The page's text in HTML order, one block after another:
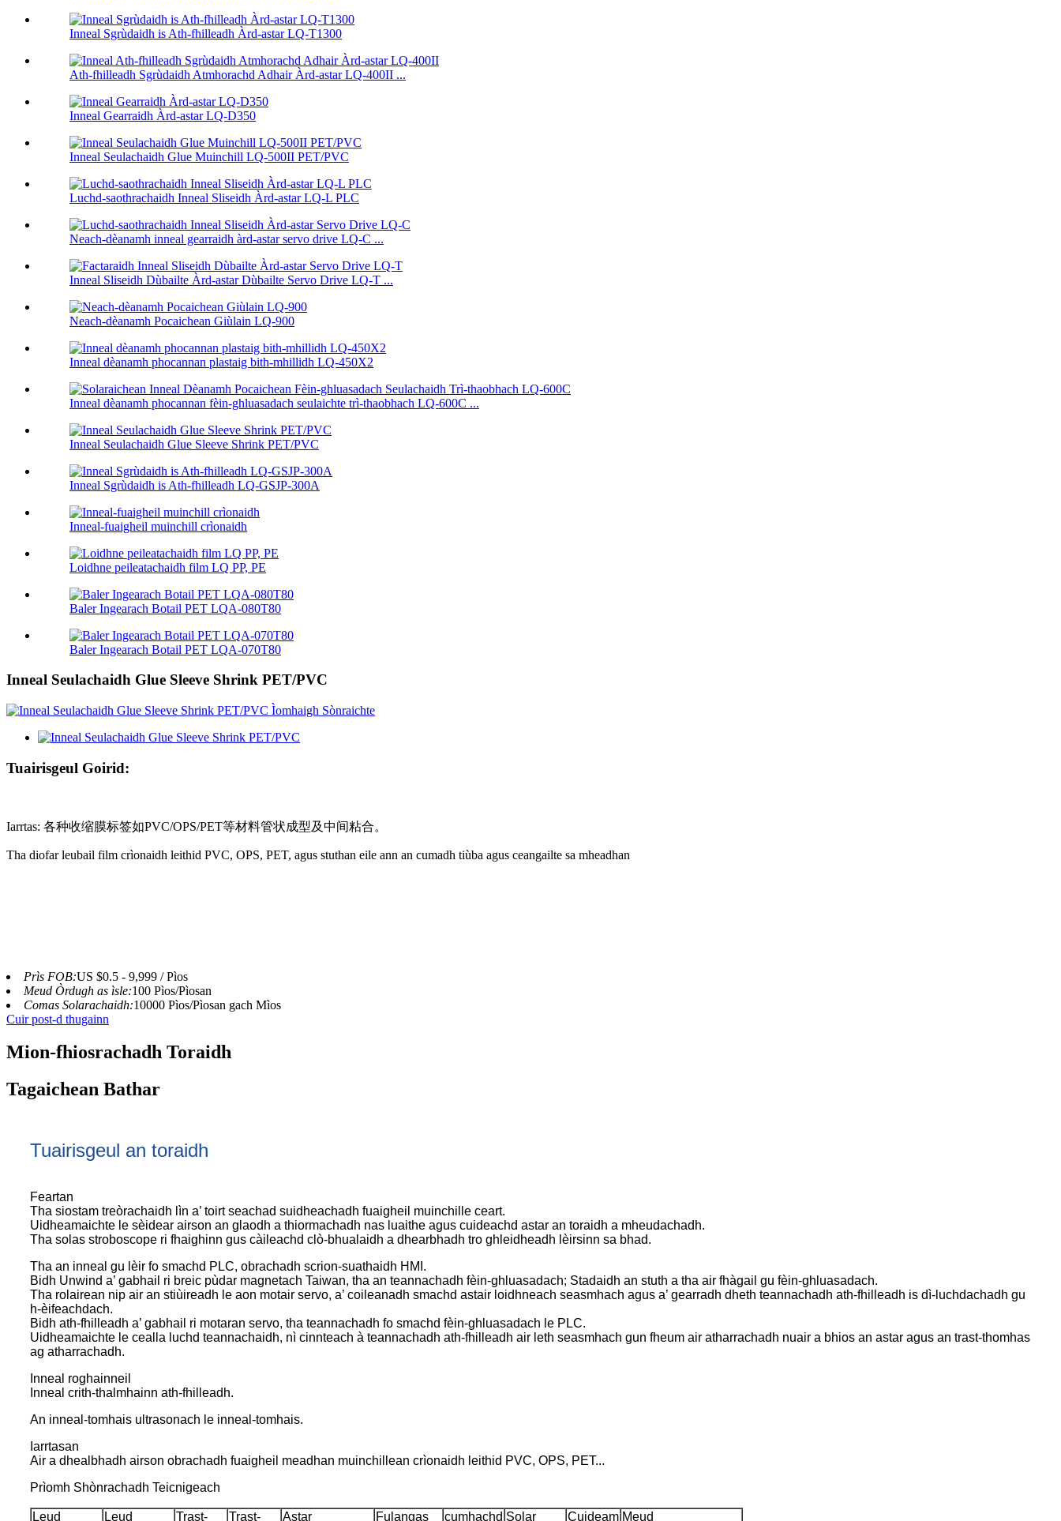
Inneal Sgrùdaidh is Ath-fhilleadh Àrd-astar LQ-T1300
Ath-fhilleadh Sgrùdaidh Atmhorachd Adhair Àrd-astar LQ-400II ...
Inneal Gearraidh Àrd-astar LQ-D350
Inneal Seulachaidh Glue Muinchill LQ-500II PET/PVC
Luchd-saothrachaidh Inneal Sliseidh Àrd-astar LQ-L PLC
Neach-dèanamh inneal gearraidh àrd-astar servo drive LQ-C ...
Inneal Sliseidh Dùbailte Àrd-astar Dùbailte Servo Drive LQ-T ...
Neach-dèanamh Pocaichean Giùlain LQ-900
Inneal dèanamh phocannan plastaig bith-mhillidh LQ-450X2
Inneal dèanamh phocannan fèin-ghluasadach seulaichte trì-thaobhach LQ-600C ...
Inneal Seulachaidh Glue Sleeve Shrink PET/PVC
Inneal Sgrùdaidh is Ath-fhilleadh LQ-GSJP-300A
Inneal-fuaigheil muinchill crìonaidh
Loidhne peileatachaidh film LQ PP, PE
Baler Ingearach Botail PET LQA-080T80
Baler Ingearach Botail PET LQA-070T80
Inneal Seulachaidh Glue Sleeve Shrink PET/PVC
Tuairisgeul Goirid:
Iarrtas: 各种收缩膜标签如PVC/OPS/PET等材料管状成型及中间粘合。
Tha diofar leubail film crìonaidh leithid PVC, OPS, PET, agus stuthan eile ann an cumadh tiùba agus ceangailte sa mheadhan
Prìs FOB:US $0.5 - 9,999 / Pìos
Meud Òrdugh as ìsle:100 Pìos/Pìosan
Comas Solarachaidh:10000 Pìos/Pìosan gach Mìos
Cuir post-d thugainn
Mion-fhiosrachadh Toraidh
Tagaichean Bathar
Tuairisgeul an toraidh
Feartan
Tha siostam treòrachaidh lìn a’ toirt seachad suidheachadh fuaigheil muinchille ceart.
Uidheamaichte le sèidear airson an glaodh a thiormachadh nas luaithe agus cuideachd astar an toraidh a mheudachadh.
Tha solas stroboscope ri fhaighinn gus càileachd clò-bhualaidh a dhearbhadh tro ghleidheadh ​​lèirsinn sa bhad.
Tha an inneal gu lèir fo smachd PLC, obrachadh scrion-suathaidh HMI.
Bidh Unwind a’ gabhail ri breic pùdar magnetach Taiwan, tha an teannachadh fèin-ghluasadach; Stadaidh an stuth a tha air fhàgail gu fèin-ghluasadach.
Tha rolairean nip air an stiùireadh le aon motair servo, a’ coileanadh smachd astair loidhneach seasmhach agus a’ gearradh dheth teannachadh ath-fhilleadh is dì-luchdachadh gu
h-èifeachdach.
Bidh ath-fhilleadh a’ gabhail ri motaran servo, tha teannachadh fo smachd fèin-ghluasadach le PLC.
Uidheamaichte le cealla luchd teannachaidh, nì cinnteach à teannachadh ath-fhilleadh air leth seasmhach gun fheum air atharrachadh nuair a bhios an astar agus an trast-thomhas
ag atharrachadh.
Inneal roghainneil
Inneal crith-thalmhainn ath-fhilleadh.
An inneal-tomhais ultrasonach le inneal-tomhais.
Iarrtasan
Air a dhealbhadh airson obrachadh fuaigheil meadhan muinchillean crìonaidh leithid PVC, OPS, PET...
Prìomh Shònrachadh Teicnigeach
Leud
Leud
Trast-
Trast-
Astar
Fulangas
cumhachd Solar
Cuideam Meud